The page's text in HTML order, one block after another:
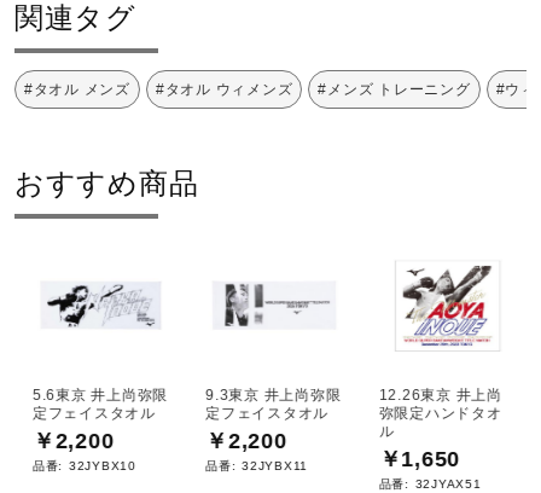
コラボ／ライセンス
その他
サポート
直営店一覧
関連タグ
#タオル メンズ #タオル ウィメンズ #メンズ トレーニング #ウィ
おすすめ商品
5.6東京 井上尚弥限
定フェイスタオル
￥2,200
品番: 32JYBX10
9.3東京 井上尚弥限
定フェイスタオル
￥2,200
品番: 32JYBX11
12.26東京 井上尚
弥限定ハンドタオ
ル
￥1,650
品番: 32JYAX51